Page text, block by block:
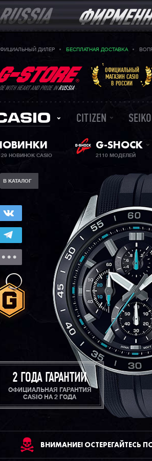
ДИЛЕР БЕСПЛАТНАЯ ДОСТАВКА
WITH HEART AND PRIDE INRUSSIA
ОФИЦИАЛЬНЫЙ
МАГАЗИН CASIO
В РОССИИ
CITIZEN SEIKO
НОВИНОК CASIO
G-SHOCK
2110 МОДЕЛЕЙ
В КАТАЛОГ
2 ГОДА ГАРАНТИИ
ОФИЦИАЛЬНАЯ ГАРАНТИЯ
CASIO НА 2 ГОДА
ВНИМАНИЕ! ОСТЕРЕГАЙТЕСЬ